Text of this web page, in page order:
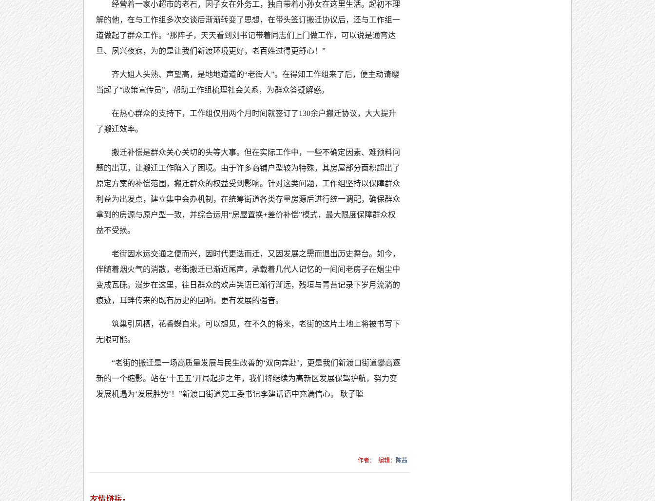
经营着一家小超市的老石，因子女在外务工，独自带着小孙女在这里生活。起初不理
解的他，在与工作组多次交谈后渐渐转变了思想，在带头签订搬迁协议后，还与工作组一
道做起了群众工作。“那阵子，天天看到刘书记带着同志们上门做工作，可以说是通宵达
旦、夙兴夜寐，为的是让我们新渡环境更好，老百姓过得更舒心！”
齐大姐人头熟、声望高，是地地道道的“老街人”。在得知工作组来了后，便主动请缨
当起了“政策宣传员”，帮助工作组梳理社会关系，为群众答疑解惑。
在热心群众的支持下，工作组仅用两个月时间就签订了130余户搬迁协议，大大提升
了搬迁效率。
搬迁补偿是群众关心关切的头等大事。但在实际工作中，一些不确定因素、难预料问
题的出现，让搬迁工作陷入了困境。由于许多商铺户型较为特殊，其房屋部分面积超出了
原定方案的补偿范围，搬迁群众的权益受到影响。针对这类问题，工作组坚持以保障群众
利益为出发点，建立集中会办机制，在统筹街道各类存量房源后进行统一调配，确保群众
拿到的房源与原户型一致，并综合运用“房屋置换+差价补偿”模式，最大限度保障群众权
益不受损。
老街因水运交通之便而兴，因时代更迭而迁，又因发展之需而退出历史舞台。如今，
伴随着烟火气的消散，老街搬迁已渐近尾声，承载着几代人记忆的一间间老房子在烟尘中
变成瓦砾。漫步在这里，往日群众的欢声笑语已渐行渐远，残垣与青苔记录下岁月流淌的
痕迹，耳畔传来的既有历史的回响，更有发展的强音。
筑巢引凤栖，花香蝶自来。可以想见，在不久的将来，老街的这片土地上将被书写下
无限可能。
“老街的搬迁是一场高质量发展与民生改善的‘双向奔赴’，更是我们新渡口街道攀高逐
新的一个缩影。站在‘十五五’开局起步之年，我们将继续为高新区发展保驾护航，努力变
发展机遇为‘发展胜势’！”新渡口街道党工委书记李建话语中充满信心。 耿子聪
作者： 编辑： 陈茜